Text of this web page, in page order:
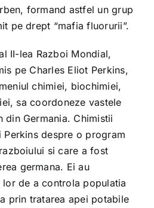
formand astfel un grup
pe drept “mafia fluorurii”.
II-lea Razboi Mondial,
pe Charles Eliot Perkins,
chimiei, biochimiei,
sa coordoneze vastele
din Germania. Chimistii
despre o program
si care a fost
germana. Ei au
de a controla populatia
prin tratarea apei potabile